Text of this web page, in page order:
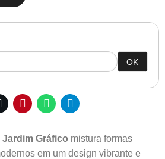
OK
Gráfico mistura formas
em um design vibrante e